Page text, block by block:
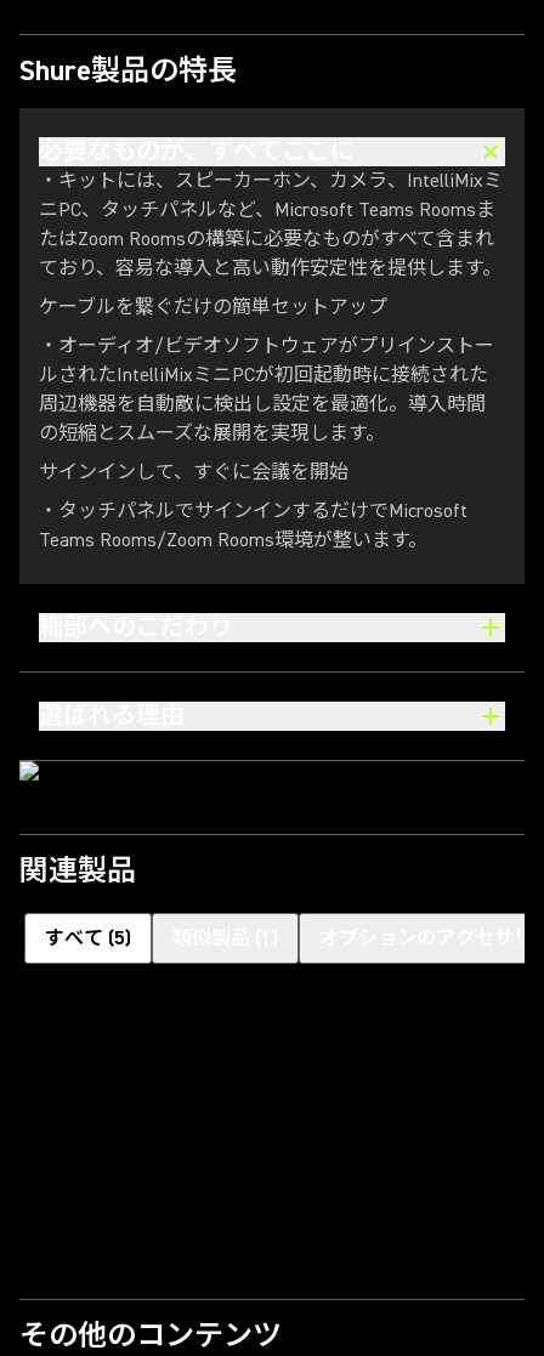
Shure製品の特長
・キットには、スピーカーホン、カメラ、IntelliMixミ
ニPC、タッチパネルなど、Microsoft Teams Roomsま
たはZoom Roomsの構築に必要なものがすべて含まれ
ており、容易な導入と高い動作安定性を提供します。
ケーブルを繋ぐだけの簡単セットアップ
・オーディオ/ビデオソフトウェアがプリインストー
ルされたIntelliMixミニPCが初回起動時に接続された
周辺機器を自動敵に検出し設定を最適化。導入時間
の短縮とスムーズな展開を実現します。
サインインして、すぐに会議を開始
・タッチパネルでサインインするだけでMicrosoft
Teams Rooms/Zoom Rooms環境が整います。
関連製品
すべて (5)
その他のコンテンツ